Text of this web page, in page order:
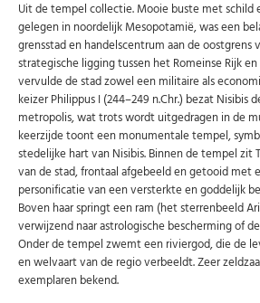
Uit de tempel collectie. Mooie buste met schild
gelegen in noordelijk Mesopotamië, was een
grensstad en handelscentrum aan de oostgrens
strategische ligging tussen het Romeinse Rijk en
vervulde de stad zowel een militaire als
keizer Philippus I (244–249 n.Chr.) bezat Nisibis
metropolis, wat trots wordt uitgedragen in de
keerzijde toont een monumentale tempel,
stedelijke hart van Nisibis. Binnen de tempel zit
van de stad, frontaal afgebeeld en getooid met
personificatie van een versterkte en goddelijk
Boven haar springt een ram (het sterrenbeeld
verwijzend naar astrologische bescherming of
Onder de tempel zwemt een riviergod, die de
en welvaart van de regio verbeeldt. Zeer
exemplaren bekend.